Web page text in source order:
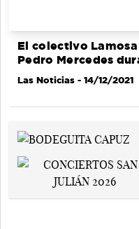
El colectivo
Pedro Mercedes
Las Noticias - 14/12/2021